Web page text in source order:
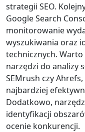
strategii SEO.
Google Search
monitorowanie
wyszukiwania oraz
technicznych.
narzędzi do analizy
SEMrush czy
najbardziej
Dodatkowo,
identyfikacji
ocenie konkurencji.